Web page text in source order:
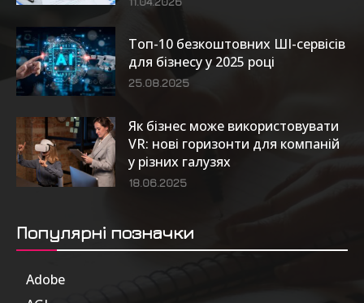
Топ-10 безкоштовних ШІ-сервісів
для бізнесу у 2025 році
25.08.2025
Як бізнес може використовувати
VR: нові горизонти для компаній
у різних галузях
18.06.2025
Популярні позначки
Adobe